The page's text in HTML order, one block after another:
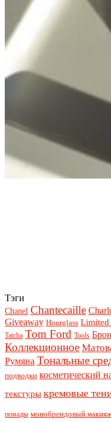
Тэги
Chanel Chantecaille
Giveaway Hourglass Limited
Tatcha Tom Ford Tools
Коллекционное
Румяна Тональные
подводки косметический
текстуры кремовые
помады монобрендовый